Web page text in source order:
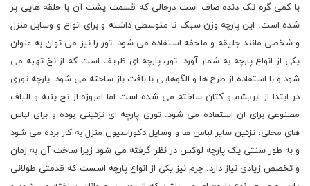
با کمی گره تک دنده صاف است درحالی که قسمت پشت آن با حلقه هایی پر
شده است. این پارچه وزن سبک تا متوسطی داشته و برای انواع و وسایل منزل
و شخصی مانند جلیقه و ملحفه استفاده می شود. تور را نیز می توان به عنوان
یکی از انواع پارچه به شمار آورد. تور، پارچه ای ظریف است که از نخ تهیه می
شود و با استفاده از طرح ها و الگوهایی با بافت باز ساخته می شود. پارچه توری
در ابتدا از ابریشم و کتان ساخته می شده است اما امروزه از نخ پنبه و الیاف
مصنوعی برای ان استفاده می شود. توری پارچه ای تزئینی بوده و برای لباس
های محلی، تزئین سایر لباس ها و وسایل دکوراسیون منزل به کار برده می شود
و به طور سنتی یک پارچه لوکس در نظر گرفته می شود زیرا ساخت آن به زمان
و تخصص زیادی نیاز دارد. چرم نیز یکی از انواع پارچه اسست که قدمتی طولانی